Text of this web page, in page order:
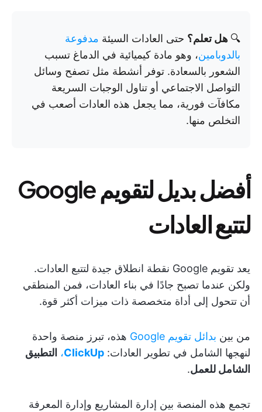
🔍 هل تعلم؟ حتى العادات السيئة مدفوعة
بالدوبامين، وهو مادة كيميائية في الدماغ تسبب
الشعور بالسعادة. توفر أنشطة مثل تصفح وسائل
التواصل الاجتماعي أو تناول الوجبات السريعة
مكافآت فورية، مما يجعل هذه العادات أصعب في
التخلص منها.
أفضل بديل لتقويم Google
لتتبع العادات
يعد تقويم Google نقطة انطلاق جيدة لتتبع العادات.
ولكن عندما تصبح جادًا في بناء العادات، فمن المنطقي
أن تتحول إلى أداة متخصصة ذات ميزات أكثر قوة.
من بين بدائل تقويم Google
هذه، تبرز منصة واحدة
لنهجها الشامل في تطوير العادات: ClickUp، التطبيق
الشامل للعمل.
تجمع هذه المنصة بين إدارة المشاريع وإدارة المعرفة